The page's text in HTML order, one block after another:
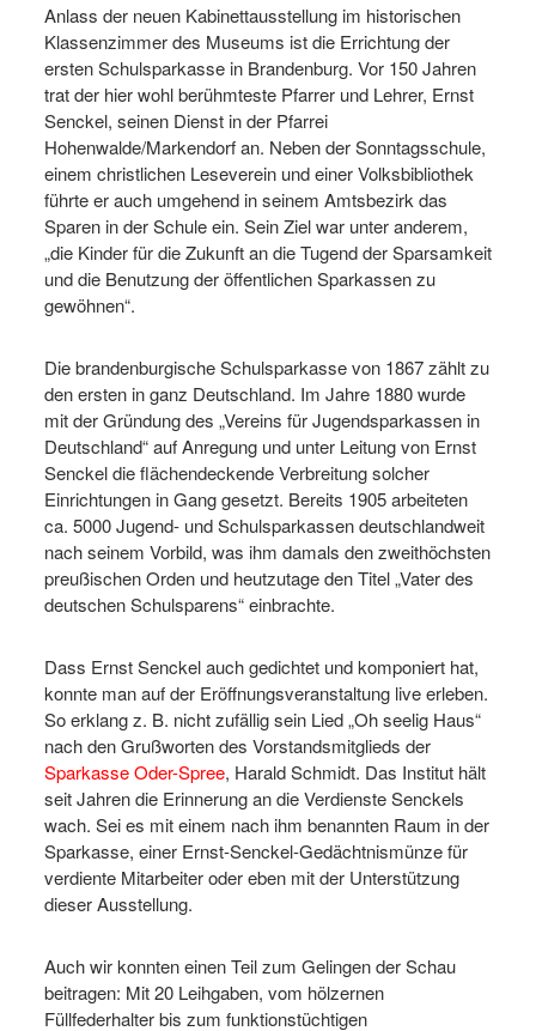
Anlass der neuen Kabinettausstellung im historischen
Klassenzimmer des Museums ist die Errichtung der
ersten Schulsparkasse in Brandenburg. Vor 150 Jahren
trat der hier wohl berühmteste Pfarrer und Lehrer, Ernst
Senckel, seinen Dienst in der Pfarrei
Hohenwalde/Markendorf an. Neben der Sonntagsschule,
einem christlichen Leseverein und einer Volksbibliothek
führte er auch umgehend in seinem Amtsbezirk das
Sparen in der Schule ein. Sein Ziel war unter anderem,
„die Kinder für die Zukunft an die Tugend der Sparsamkeit
und die Benutzung der öffentlichen Sparkassen zu
gewöhnen“.
Die brandenburgische Schulsparkasse von 1867 zählt zu
den ersten in ganz Deutschland. Im Jahre 1880 wurde
mit der Gründung des „Vereins für Jugendsparkassen in
Deutschland“ auf Anregung und unter Leitung von Ernst
Senckel die flächendeckende Verbreitung solcher
Einrichtungen in Gang gesetzt. Bereits 1905 arbeiteten
ca. 5000 Jugend- und Schulsparkassen deutschlandweit
nach seinem Vorbild, was ihm damals den zweithöchsten
preußischen Orden und heutzutage den Titel „Vater des
deutschen Schulsparens“ einbrachte.
Dass Ernst Senckel auch gedichtet und komponiert hat,
konnte man auf der Eröffnungsveranstaltung live erleben.
So erklang z. B. nicht zufällig sein Lied „Oh seelig Haus“
nach den Grußworten des Vorstandsmitglieds der
Sparkasse Oder-Spree, Harald Schmidt. Das Institut hält
seit Jahren die Erinnerung an die Verdienste Senckels
wach. Sei es mit einem nach ihm benannten Raum in der
Sparkasse, einer Ernst-Senckel-Gedächtnismünze für
verdiente Mitarbeiter oder eben mit der Unterstützung
dieser Ausstellung.
Auch wir konnten einen Teil zum Gelingen der Schau
beitragen: Mit 20 Leihgaben, vom hölzernen
Füllfederhalter bis zum funktionstüchtigen